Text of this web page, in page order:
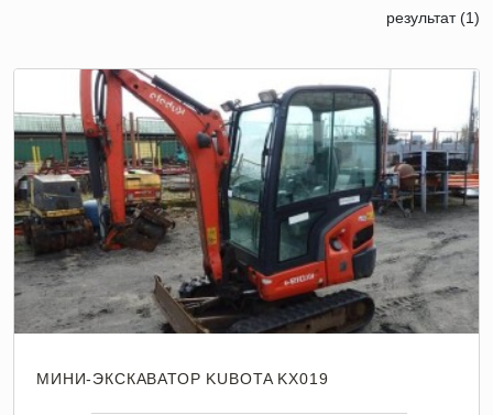
результат (1)
МИНИ-ЭКСКАВАТОР KUBOTA KX019